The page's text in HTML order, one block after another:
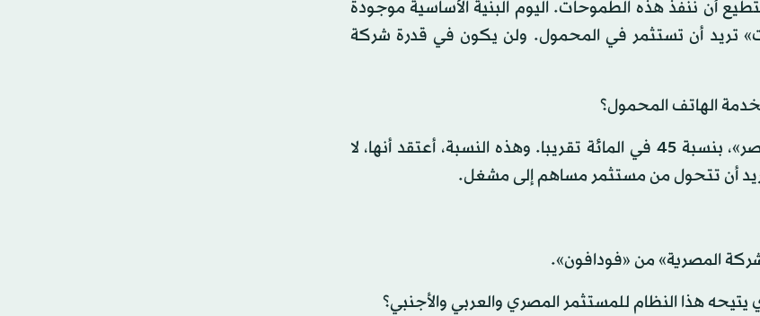
أن ننفذ هذه الطموحات. اليوم البنية الأساسية موجودة
تريد أن تستثمر في المحمول. ولن يكون في قدرة شركة
الهاتف المحمول؟
- «الشركة المصرية للاتصالات» مساهمة في شركة «فودافون مصر»، بنسبة 45 في المائة تقريبا. وهذه النسبة، أعتقد أنها، لا
أن تتحول من مستثمر مساهم إلى مشغل.
المصرية» من «فودافون».
هذا النظام للمستثمر المصري والعربي والأجنبي؟